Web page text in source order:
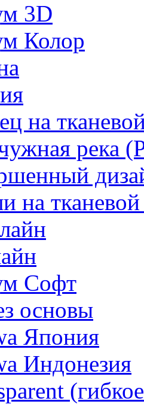
3D
Колор
на
река
на
Софт
основы
Япония
Индонезия